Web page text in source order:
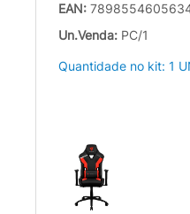
EAN:
Un.Venda: PC/1
Quantidade no kit: 1